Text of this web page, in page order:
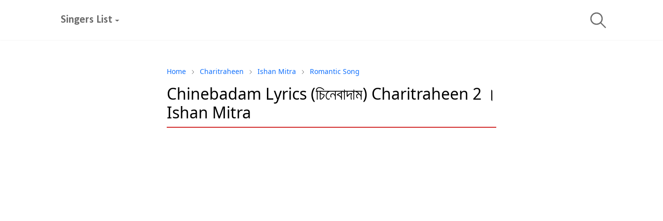
Singers List
Home Charitraheen Ishan Mitra Romantic Song
Chinebadam Lyrics (চিনেবাদাম) Charitraheen 2 ।
Ishan Mitra